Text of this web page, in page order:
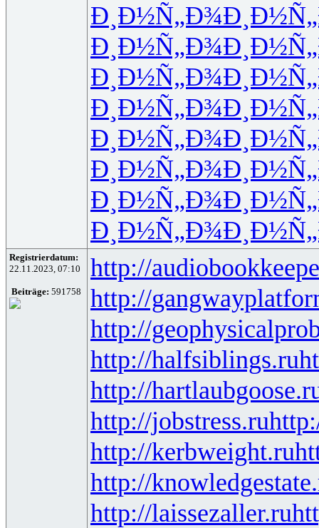
Ð¸Ð½Ñ„Ð¾
Ð¸Ð½Ñ„Ð¾
Ð¸Ð½Ñ„Ð¾
Ð¸Ð½Ñ„Ð¾
Ð¸Ð½Ñ„Ð¾
Ð¸Ð½Ñ„Ð¾
Ð¸Ð½Ñ„Ð¾
Ð¸Ð½Ñ„Ð¾
Registrierdatum:
22.11.2023, 07:10
Beiträge: 591758
http://
http://
http://
http://halfsiblings.ru
http://
http://jobstress.ru
http://kerbweight.ru
http://
http://laissezaller.ru